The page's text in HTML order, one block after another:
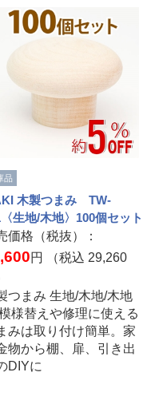
品
木製つまみ TW-
生地/木地〉100個セット
価格（税抜）：
円 （税込 29,260
つまみ 生地/木地/木地
様替えや修理に使える
みは取り付け簡単。家
物から棚、扉、引き出
DIYに